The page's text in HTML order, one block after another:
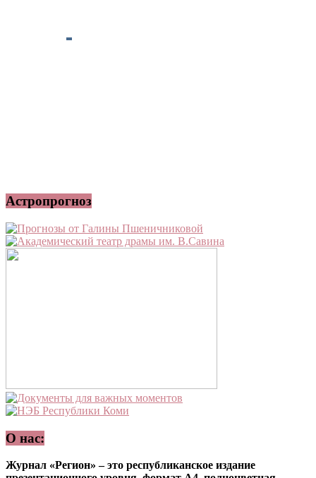
Астропрогноз
О нас:
Журнал «Регион» – это республиканское издание